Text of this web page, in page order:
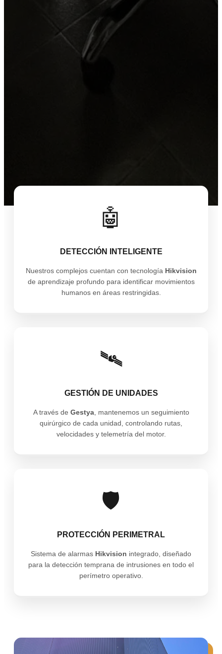
🤖
DETECCIÓN INTELIGENTE
Nuestros complejos cuentan con tecnología Hikvision
de aprendizaje profundo para identificar movimientos
humanos en áreas restringidas.
🛰️
GESTIÓN DE UNIDADES
A través de Gestya, mantenemos un seguimiento
quirúrgico de cada unidad, controlando rutas,
velocidades y telemetría del motor.
🛡️
PROTECCIÓN PERIMETRAL
Sistema de alarmas Hikvision integrado, diseñado
para la detección temprana de intrusiones en todo el
perímetro operativo.